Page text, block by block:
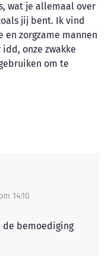
wat je allemaal over
jij bent. Ik vind
zorgzame mannen
onze zwakke
om te
14:10
de bemoediging